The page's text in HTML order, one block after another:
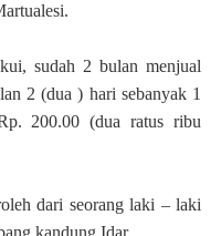
sudah 2 bulan menjual
2 (dua ) hari sebanyak 1
200.00 (dua ratus ribu
dari seorang laki – laki
kandung Idar